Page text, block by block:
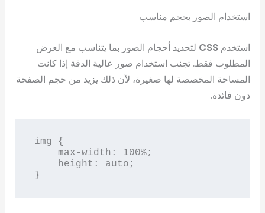
استخدام الصور بحجم مناسب
استخدمCSS لتحديد أحجام الصور بما يتناسب مع العرض
المطلوب فقط. تجنب استخدام صور عالية الدقة إذا كانت
المساحة المخصصة لها صغيرة، لأن ذلك يزيد من حجم الصفحة
دون فائدة.
img {
}